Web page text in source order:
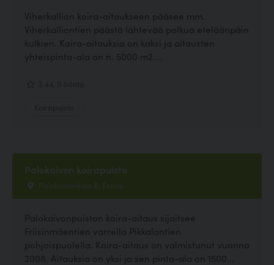
Viherkallion koira-aitaukseen pääsee mm.
Viherkalliontien päästä lähtevää polkua eteläänpäin
kulkien. Koira-aitauksia on kaksi ja aitausten
yhteispinta-ala on n. 5000 m2....
Palokaivon koirapuisto
Palokaivonkuja 8, Espoo
Palokaivonpuiston koira-aitaus sijaitsee
Friisinmäentien varrella Pikkalantien
pohjoispuolella. Koira-aitaus on valmistunut vuonna
2008. Aitauksia on yksi ja sen pinta-ala on 1500...